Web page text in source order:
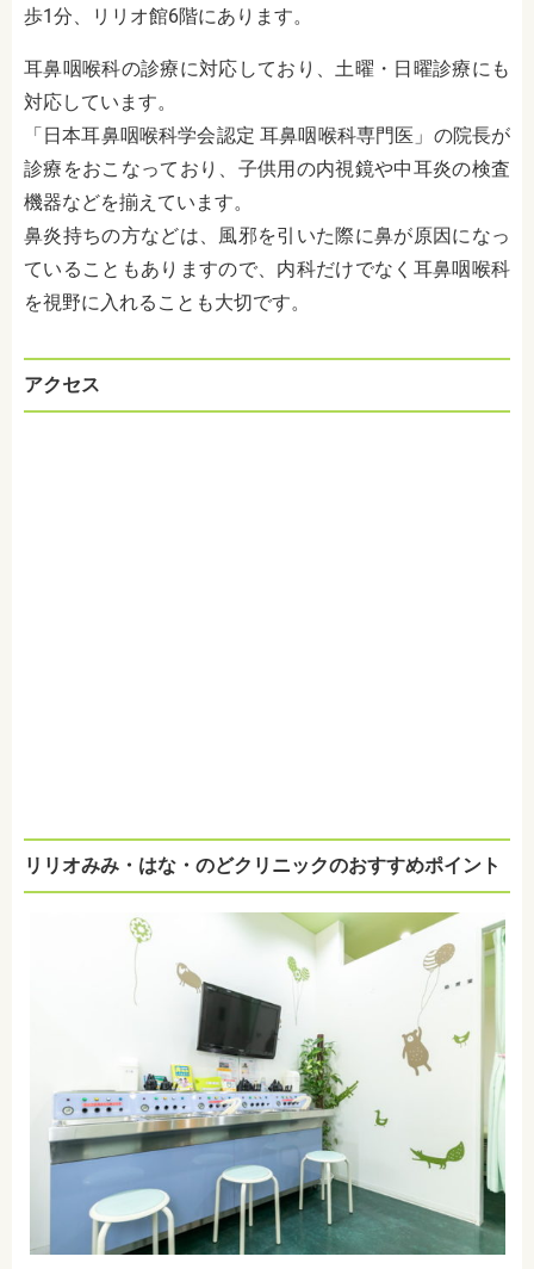
歩1分、リリオ館6階にあります。
耳鼻咽喉科の診療に対応しており、土曜・日曜診療にも
対応しています。
「日本耳鼻咽喉科学会認定 耳鼻咽喉科専門医 」の院長が
診療をおこなっており、子供用の内視鏡や中耳炎の検査
機器などを揃えています。
鼻炎持ちの方などは、風邪を引いた際に鼻が原因になっ
ていることもありますので、内科だけでなく耳鼻咽喉科
を視野に入れることも大切です。
アクセス
リリオみみ・はな・のどクリニックのおすすめポイント